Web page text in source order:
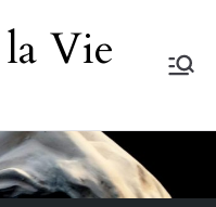
Vie